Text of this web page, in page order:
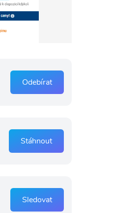
Odebírat
Stáhnout
Sledovat